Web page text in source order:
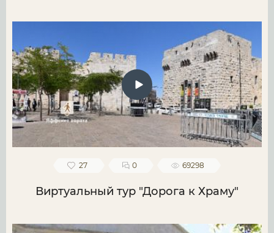
27 0 69298
Виртуальный тур "Дорога к Храму"